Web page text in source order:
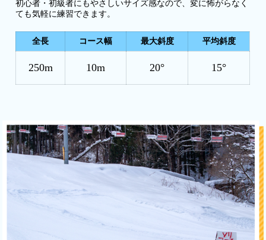
初心者・初級者にもやさしいサイズ感なので、変に怖がらなく
ても気軽に練習できます。
全長 コース幅 最大斜度 平均斜度
250m 10m 20° 15°